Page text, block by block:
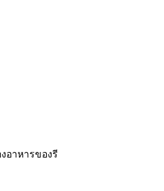
อาหารของรี